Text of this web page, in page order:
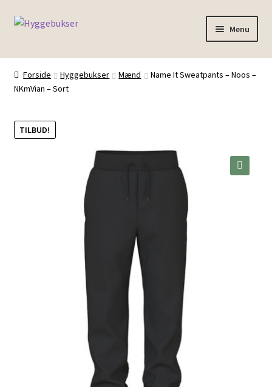
Spring
Spring
Menu
Forside
Inspiration
Forside Hyggebukser Mænd
Name It Sweatpants – Noos –
NKmVian – Sort
TILBUD!